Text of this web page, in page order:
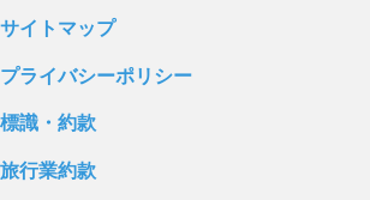
サイトマップ
プライバシーポリシー
標識・約款
旅行業約款